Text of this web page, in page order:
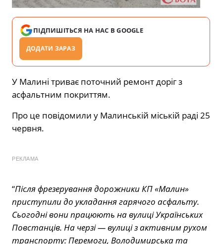
ПІДПИШІТЬСЯ НА НАС В GOOGLE
ДОДАТИ ЗАРАЗ
У Малині триває поточний ремонт доріг з
асфальтним покриттям.
Про це повідомили у Малинській міській раді 25
червня.
РЕКЛАМА
“Після фрезерування дорожники КП «Малин»
приступили до укладання гарячого асфальту.
Сьогодні вони працюють на вулиці Українських
Повстанців. На черзі — вулиці з активним рухом
транспорту: Перемоги, Володимирська та